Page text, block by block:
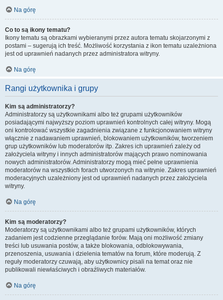
Na górę
Co to są ikony tematu?
Ikony tematu są obrazkami wybieranymi przez autora tematu skojarzonymi z
postami – sugerują ich treść. Możliwość korzystania z ikon tematu uzależniona
jest od uprawnień nadanych przez administratora witryny.
Na górę
Rangi użytkownika i grupy
Kim są administratorzy?
Administratorzy są użytkownikami albo też grupami użytkowników
posiadającymi najwyższy poziom uprawnień kontrolnych całej witryny. Mogą
oni kontrolować wszystkie zagadnienia związane z funkcjonowaniem witryny
włącznie z nadawaniem uprawnień, blokowaniem użytkowników, tworzeniem
grup użytkowników lub moderatorów itp. Zakres ich uprawnień zależy od
założyciela witryny i innych administratorów mających prawo nominowania
nowych administratorów. Administratorzy mogą mieć pełne uprawnienia
moderatorów na wszystkich forach utworzonych na witrynie. Zakres uprawnień
moderacyjnych uzależniony jest od uprawnień nadanych przez założyciela
witryny.
Na górę
Kim są moderatorzy?
Moderatorzy są użytkownikami albo też grupami użytkowników, których
zadaniem jest codzienne przeglądanie forów. Mają oni możliwość zmiany
treści lub usuwania postów, a także blokowania, odblokowywania,
przenoszenia, usuwania i dzielenia tematów na forum, które moderują. Z
reguły moderatorzy czuwają, aby użytkownicy pisali na temat oraz nie
publikowali niewłaściwych i obraźliwych materiałów.
Na górę